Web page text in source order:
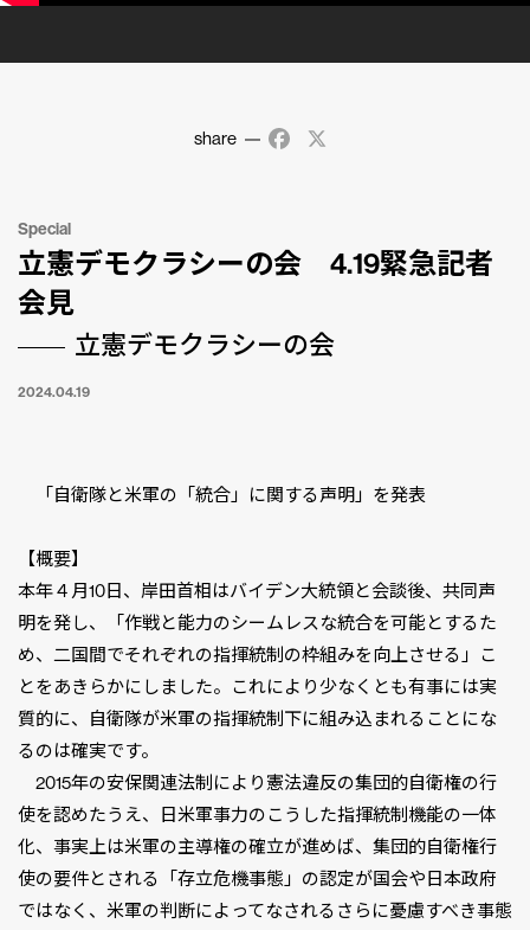
share Facebook
Special
立憲デモクラシーの会 4.19緊急記者
会見
立憲デモクラシーの会
2024.04.19
「自衛隊と米軍の「統合」に関する声明」を発表
【概要】
本年４月10日、岸田首相はバイデン大統領と会談後、共同声
明を発し、「作戦と能力のシームレスな統合を可能とするた
め、二国間でそれぞれの指揮統制の枠組みを向上させる」こ
とをあきらかにしました。これにより少なくとも有事には実
質的に、自衛隊が米軍の指揮統制下に組み込まれることにな
るのは確実です。
2015年の安保関連法制により憲法違反の集団的自衛権の行
使を認めたうえ、日米軍事力のこうした指揮統制機能の一体
化、事実上は米軍の主導権の確立が進めば、集団的自衛権行
使の要件とされる「存立危機事態」の認定が国会や日本政府
ではなく、米軍の判断によってなされるさらに憂慮すべき事態